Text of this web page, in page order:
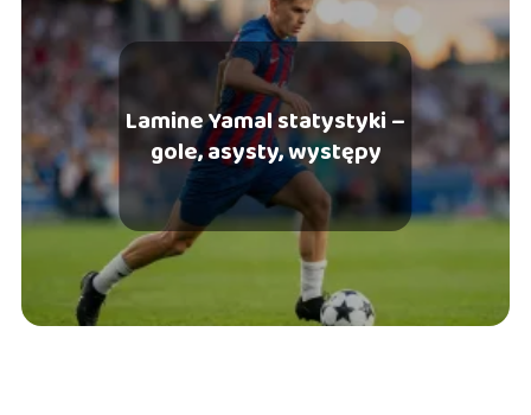
Lamine Yamal statystyki –
gole, asysty, występy